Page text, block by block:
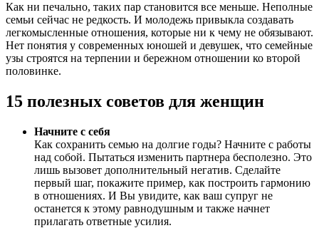
Как ни печально, таких пар становится все меньше. Неполные
семьи сейчас не редкость. И молодежь привыкла создавать
легкомысленные отношения, которые ни к чему не обязывают.
Нет понятия у современных юношей и девушек, что семейные
узы строятся на терпении и бережном отношении ко второй
половинке.
15 полезных советов для женщин
Начните с себя
Как сохранить семью на долгие годы? Начните с работы
над собой. Пытаться изменить партнера бесполезно. Это
лишь вызовет дополнительный негатив. Сделайте
первый шаг, покажите пример, как построить гармонию
в отношениях. И Вы увидите, как ваш супруг не
останется к этому равнодушным и также начнет
прилагать ответные усилия.